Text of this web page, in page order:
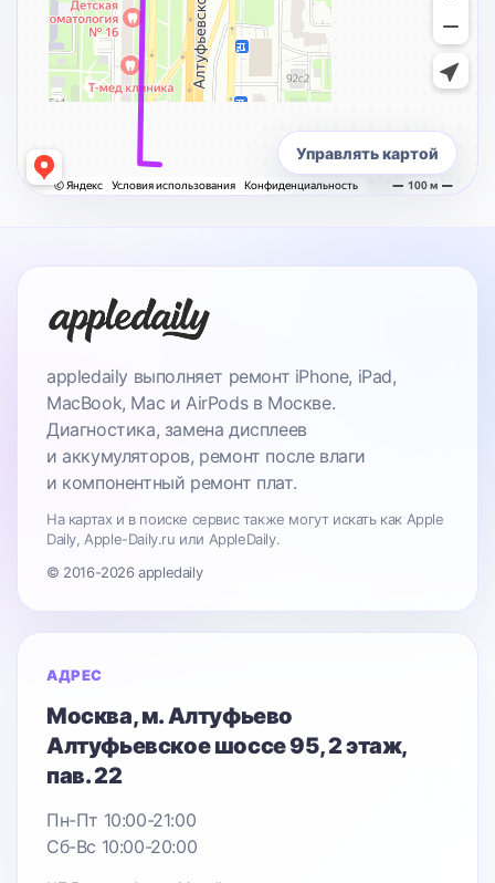
Управлять картой
appledaily выполняет ремонт iPhone, iPad,
MacBook, Mac и AirPods в Москве.
Диагностика, замена дисплеев
и аккумуляторов, ремонт после влаги
и компонентный ремонт плат.
На картах и в поиске сервис также могут искать как Apple
Daily, Apple-Daily.ru или AppleDaily.
© 2016-2026 appledaily
АДРЕС
Москва, м. Алтуфьево
Алтуфьевское шоссе 95, 2 этаж,
пав. 22
Пн-Пт 10:00-21:00
Сб-Вс 10:00-20:00